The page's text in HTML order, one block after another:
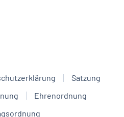
Satzung
Ehrenordnung